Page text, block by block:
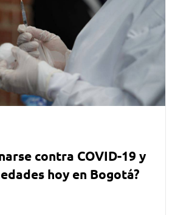
contra COVID-19 y
hoy en Bogotá?